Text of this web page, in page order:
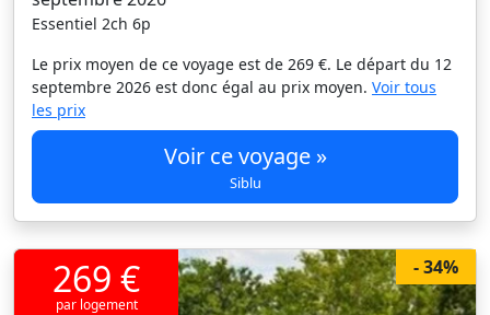
Essentiel 2ch 6p
Le prix moyen de ce voyage est de 269 €. Le départ du 12
septembre 2026 est donc égal au prix moyen. Voir tous
les prix
Voir ce voyage »
Siblu
- 34%
269 €
par logement